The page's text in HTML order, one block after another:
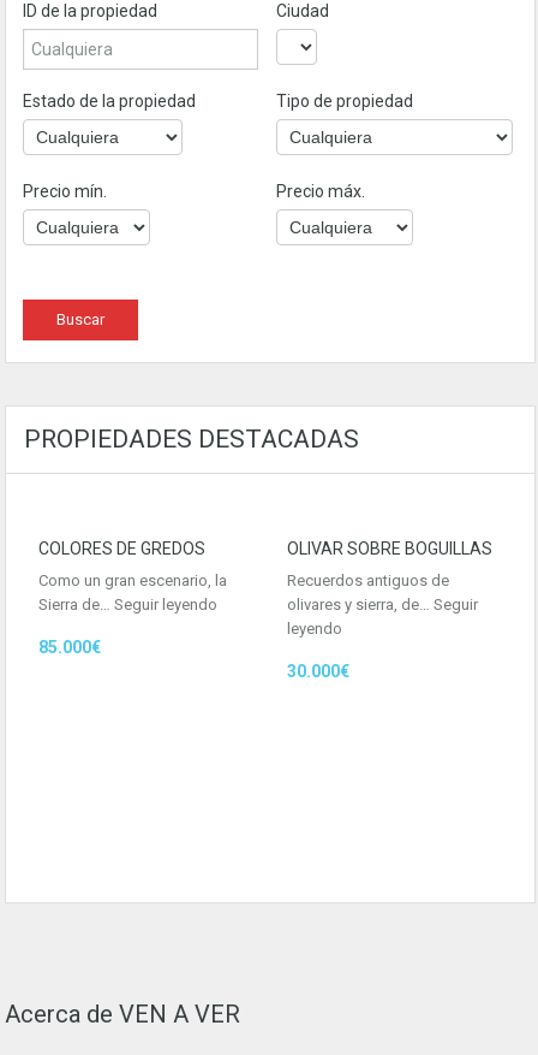
ID de la propiedad Ciudad
Estado de la propiedad Tipo de propiedad
Precio mín. Precio máx.
PROPIEDADES DESTACADAS
COLORES DE GREDOS
Como un gran escenario, la
Sierra de… Seguir leyendo
85.000€
OLIVAR SOBRE BOGUILLAS
Recuerdos antiguos de
olivares y sierra, de… Seguir
leyendo
30.000€
Acerca de VEN A VER